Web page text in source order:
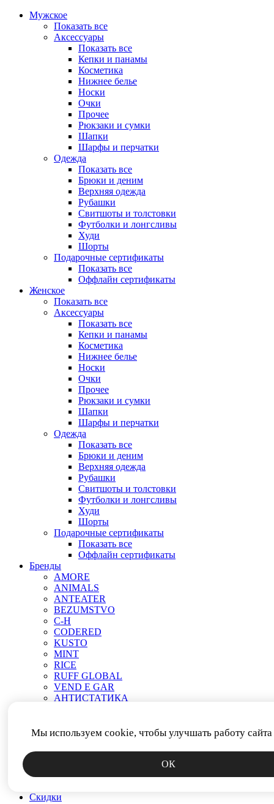
Мы используем cookie, чтобы улучшать работу сайта
ОК
Мужское
Показать все
Аксессуары
Показать все
Кепки и панамы
Косметика
Нижнее белье
Носки
Очки
Прочее
Рюкзаки и сумки
Шапки
Шарфы и перчатки
Одежда
Показать все
Брюки и деним
Верхняя одежда
Рубашки
Свитшоты и толстовки
Футболки и лонгсливы
Худи
Шорты
Подарочные сертификаты
Показать все
Оффлайн сертификаты
Женское
Показать все
Аксессуары
Показать все
Кепки и панамы
Косметика
Нижнее белье
Носки
Очки
Прочее
Рюкзаки и сумки
Шапки
Шарфы и перчатки
Одежда
Показать все
Брюки и деним
Верхняя одежда
Рубашки
Свитшоты и толстовки
Футболки и лонгсливы
Худи
Шорты
Подарочные сертификаты
Показать все
Оффлайн сертификаты
Бренды
AMORE
ANIMALS
ANTEATER
BEZUMSTVO
C-H
CODERED
KUSTO
MINT
RICE
RUFF GLOBAL
VEND E GAR
АНТИСТАТИКА
РОДИНА
ФИТИЛЬ
Новинки
Скидки